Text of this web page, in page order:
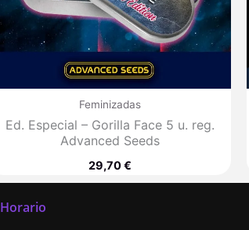
Feminizadas
Ed. Especial – Gorilla Face 5 u. reg.
Advanced Seeds
29,70€
Horario